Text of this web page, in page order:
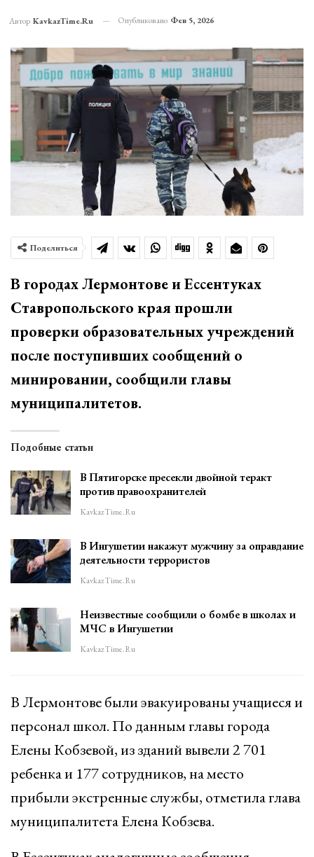
Автор KavkazTime.ru Опубликовано Фев 5, 2026
Поделиться
В городах Лермонтове и Ессентуках
Ставропольского края прошли
проверки образовательных учреждений
после поступивших сообщений о
минировании, сообщили главы
муниципалитетов.
Подобные статьи
В Пятигорске пресекли двойной теракт
против правоохранителей
KavkazTime.ru
В Ингушетии накажут мужчину за оправдание
деятельности террористов
KavkazTime.ru
Неизвестные сообщили о бомбе в школах и
МЧС в Ингушетии
KavkazTime.ru
В Лермонтове были эвакуированы учащиеся и
персонал школ. По данным главы города
Елены Кобзевой, из зданий вывели 2 701
ребенка и 177 сотрудников, на место
прибыли экстренные службы, отметила глава
муниципалитета Елена Кобзева.